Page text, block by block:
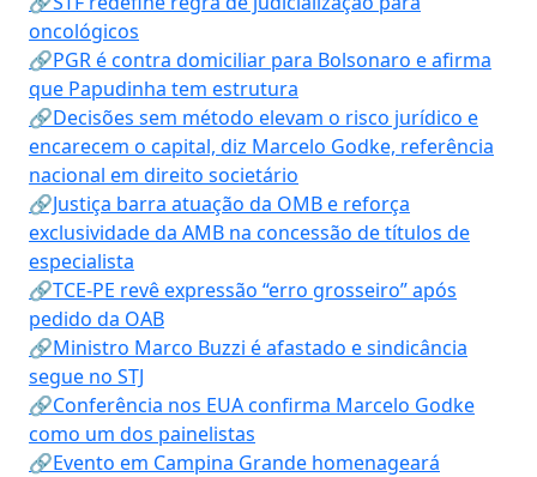
oncológicos
🔗PGR é contra domiciliar para Bolsonaro e afirma
que Papudinha tem estrutura
🔗Decisões sem método elevam o risco jurídico e
encarecem o capital, diz Marcelo Godke, referência
nacional em direito societário
🔗Justiça barra atuação da OMB e reforça
exclusividade da AMB na concessão de títulos de
especialista
🔗TCE-PE revê expressão “erro grosseiro” após
pedido da OAB
🔗Ministro Marco Buzzi é afastado e sindicância
segue no STJ
🔗Conferência nos EUA confirma Marcelo Godke
como um dos painelistas
🔗Evento em Campina Grande homenageará